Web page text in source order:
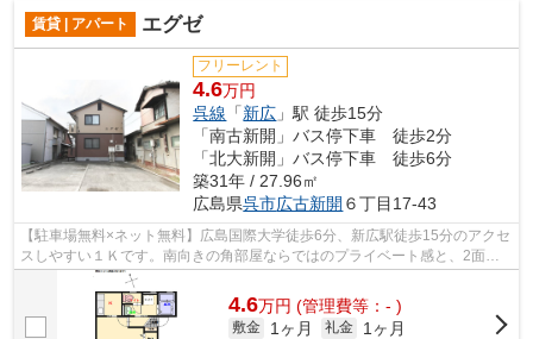
賃貸 | アパート エグゼ
フリーレント
4.6万円
呉線 「新広 」駅 徒歩15分
「南古新開」バス停下車 徒歩2分
「北大新開」バス停下車 徒歩6分
築31年 / 27.96㎡
広島県呉市広古新開 ６丁目17-43
【駐車場無料×ネット無料】広島国際大学徒歩6分、新広駅徒歩15分のアクセ
スしやすい１Ｋです。南向きの角部屋ならではのプライベート感と、2面採
光で明るく窓を開ければ心地よい風が通...
4.6万円 (管理費等：- )
敷金 1ヶ月 礼金
1ヶ月